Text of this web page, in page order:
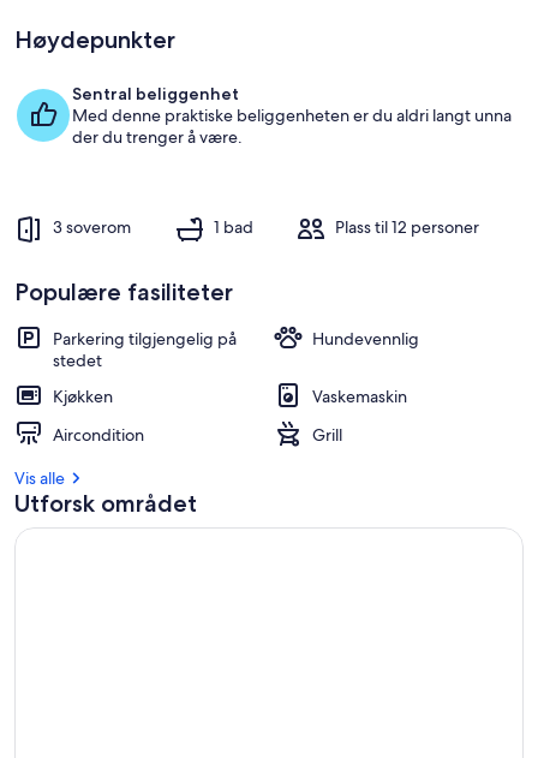
Starts
Utendørsservering
Høydepunkter
Sentral beliggenhet
Med denne praktiske beliggenheten er du aldri langt unna
der du trenger å være.
3 soverom 1 bad Plass til 12 personer
Populære fasiliteter
Parkering tilgjengelig på
stedet
Hundevennlig
Kjøkken
Vaskemaskin
Aircondition
Grill
Vis alle
Utforsk området